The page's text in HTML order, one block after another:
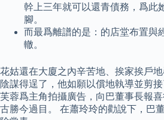
幹上三年就可以還青債務，爲此
腳。
而最爲離譜的是：的店堂布置與
轍。
花姑還在大廈之內辛苦地、挨家挨戶
陰謀得逞了，他如願以償地執導並剪
芙蓉爲主角拍攝廣告，向巴董事長報
古勝今過目。 在蕭玲玲的勸說下，巴